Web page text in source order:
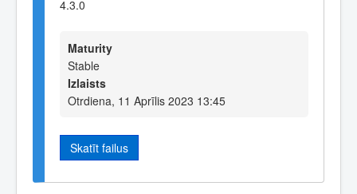
4.3.0
Maturity
Stable
Izlaists
Otrdiena, 11 Aprīlis 2023 13:45
Skatīt failus